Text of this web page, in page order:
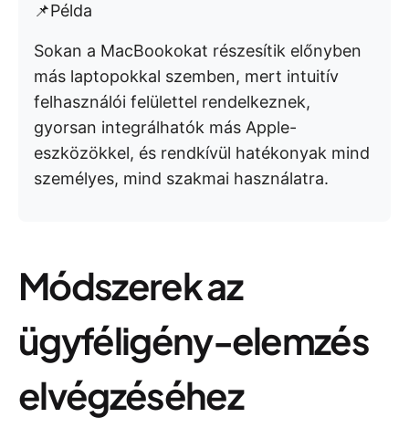
📌Példa
Sokan a MacBookokat részesítik előnyben
más laptopokkal szemben, mert intuitív
felhasználói felülettel rendelkeznek,
gyorsan integrálhatók más Apple-
eszközökkel, és rendkívül hatékonyak mind
személyes, mind szakmai használatra.
Módszerek az
ügyféligény-elemzés
elvégzéséhez